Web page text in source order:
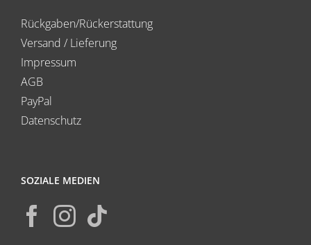
Rückgaben/Rückerstattung
Versand / Lieferung
Impressum
AGB
PayPal
Datenschutz
SOZIALE MEDIEN